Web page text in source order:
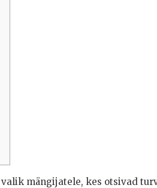
mängijatele, kes otsivad